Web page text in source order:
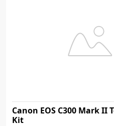
Canon EOS C300 Mark II
Kit